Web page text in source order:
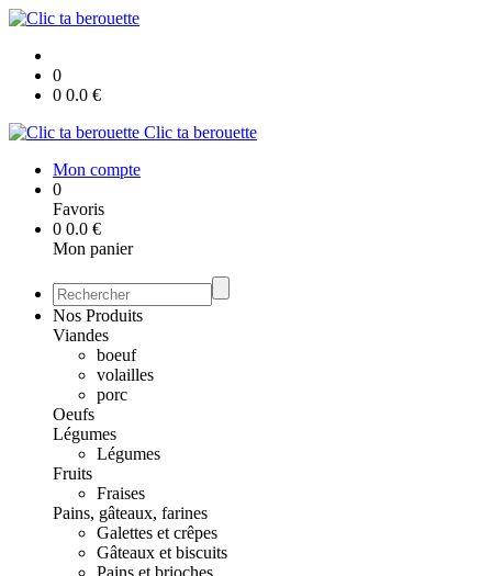
0
0 0.0 €
Clic ta berouette
Mon compte
0
Favoris
0 0.0 €
Mon panier
Nos Produits
Viandes
boeuf
volailles
porc
Oeufs
Légumes
Légumes
Fruits
Fraises
Pains, gâteaux, farines
Galettes et crêpes
Gâteaux et biscuits
Pains et brioches